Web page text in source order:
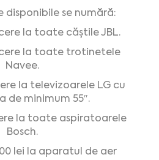
disponibile se numără:
la toate căștile JBL.
la toate trotinetele
Navee.
la televizoarele LG cu
de minimum 55″.
la toate aspiratoarele
Bosch.
lei la aparatul de aer